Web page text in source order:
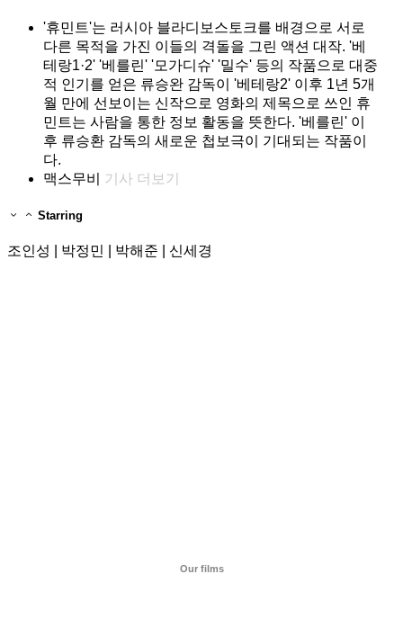
'휴민트'는 러시아 블라디보스토크를 배경으로 서로
다른 목적을 가진 이들의 격돌을 그린 액션 대작. '베
테랑1·2' '베를린' '모가디슈' '밀수' 등의 작품으로 대중
적 인기를 얻은 류승완 감독이 '베테랑2' 이후 1년 5개
월 만에 선보이는 신작으로 영화의 제목으로 쓰인 휴
민트는 사람을 통한 정보 활동을 뜻한다. '베를린' 이
후 류승환 감독의 새로운 첩보극이 기대되는 작품이
다.
맥스무비 기사 더보기
Starring
조인성 | 박정민 | 박해준 | 신세경
Our films